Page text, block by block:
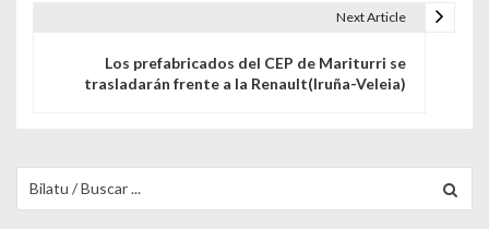
Next Article
Los prefabricados del CEP de Mariturri se
trasladarán frente a la Renault(Iruña-Veleia)